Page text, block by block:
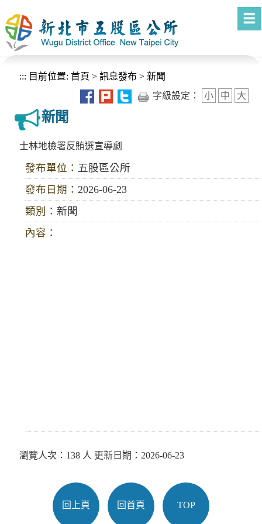
::: 目前位置: 首頁 > 訊息發布 > 新聞
字級設定：
小 中 大
新聞
士林地檢署反賄選宣導劇
發布單位： 五股區公所
發布日期： 2026-06-23
類別： 新聞
內容：
瀏覽人次：138 人 更新日期：2026-06-23
回上頁 回首頁 TOP